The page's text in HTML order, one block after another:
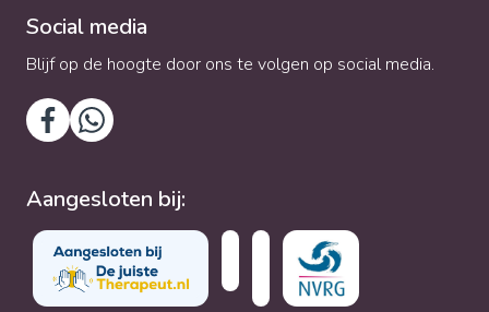
Social media
Blijf op de hoogte door ons te volgen op social media.
Aangesloten bij: